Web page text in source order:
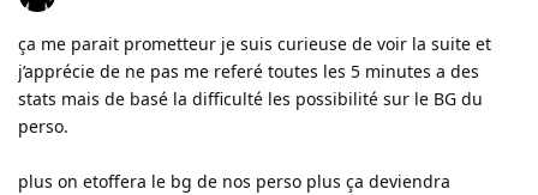
ça me parait prometteur je suis curieuse de voir la suite et
j’apprécie de ne pas me referé toutes les 5 minutes a des
stats mais de basé la difficulté les possibilité sur le BG du
perso.
plus on etoffera le bg de nos perso plus ça deviendra